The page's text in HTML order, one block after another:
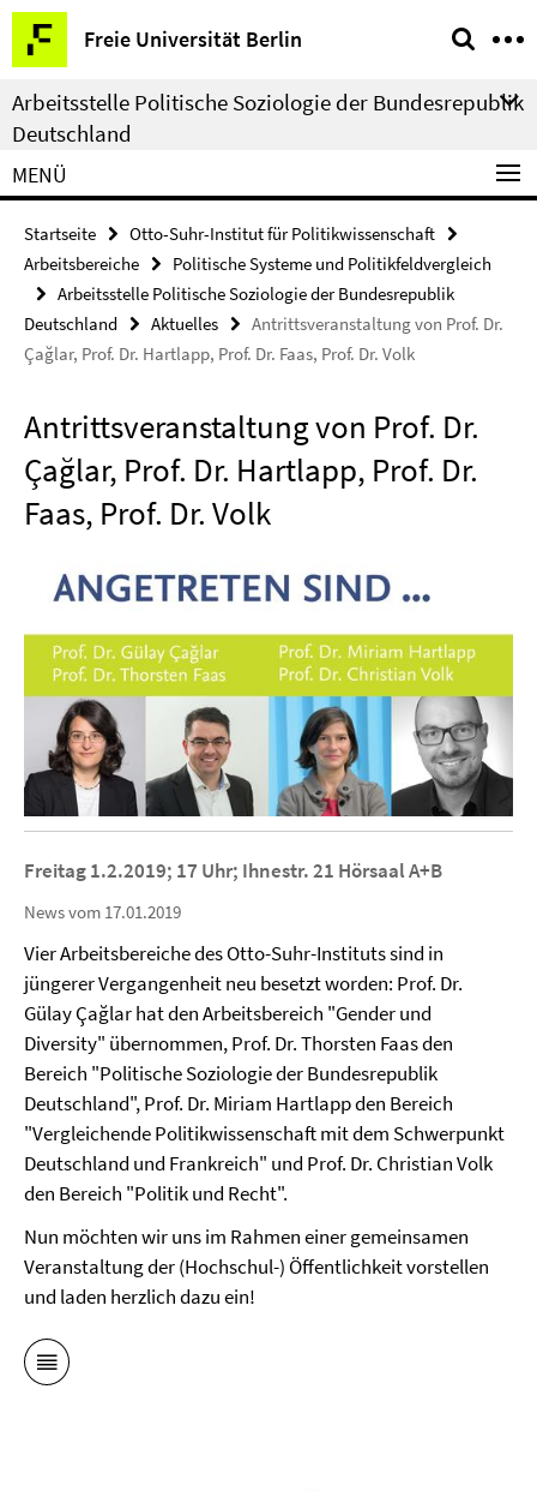
Springe
direkt
zu
Inhalt
Freie Universität Berlin
Service-
Navigation
Arbeitsstelle Politische Soziologie der Bundesrepublik
Deutschland
MENÜ
Startseite
Otto-Suhr-Institut für Politikwissenschaft
Arbeitsbereiche
Politische Systeme und Politikfeldvergleich
Arbeitsstelle Politische Soziologie der Bundesrepublik
Deutschland
Aktuelles
Antrittsveranstaltung von Prof. Dr.
Çağlar, Prof. Dr. Hartlapp, Prof. Dr. Faas, Prof. Dr. Volk
Antrittsveranstaltung von Prof. Dr.
Çağlar, Prof. Dr. Hartlapp, Prof. Dr.
Faas, Prof. Dr. Volk
Freitag 1.2.2019; 17 Uhr; Ihnestr. 21 Hörsaal A+B
News vom 17.01.2019
Vier Arbeitsbereiche des Otto-Suhr-Instituts sind in
jüngerer Vergangenheit neu besetzt worden: Prof. Dr.
Gülay Çağlar hat den Arbeitsbereich "Gender und
Diversity" übernommen, Prof. Dr. Thorsten Faas den
Bereich "Politische Soziologie der Bundesrepublik
Deutschland", Prof. Dr. Miriam Hartlapp den Bereich
"Vergleichende Politikwissenschaft mit dem Schwerpunkt
Deutschland und Frankreich" und Prof. Dr. Christian Volk
den Bereich "Politik und Recht".
Nun möchten wir uns im Rahmen einer gemeinsamen
Veranstaltung der (Hochschul-) Öffentlichkeit vorstellen
und laden herzlich dazu ein!